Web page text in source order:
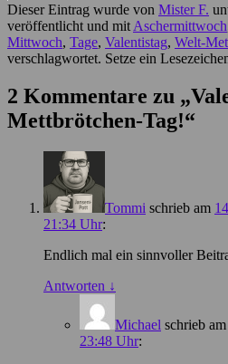
Dieser Eintrag wurde von Mister F.
veröffentlicht und mit Aschermittwoch
Mittwoch, Tage, Valentistag, Welt-
verschlagwortet. Setze ein
2 Kommentare zu „
Mettbrötchen-Tag!“
Tommi schrieb am
21:34 Uhr:
Endlich mal ein sinnvoller
Antworten ↓
Michael schrieb am
23:48 Uhr: